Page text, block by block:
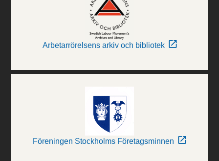
Arbetarrörelsens arkiv och bibliotek
Föreningen Stockholms Företagsminnen